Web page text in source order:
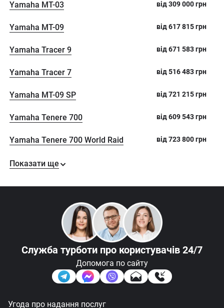
Yamaha MT-03 від309 000грн
Yamaha MT-09 від617 815грн
Yamaha Tracer 9 від671 583грн
Yamaha Tracer 7 від516 483грн
Yamaha MT-09 SP від721 215грн
Yamaha Tenere 700 від609 543грн
Yamaha Tenere 700 World Raid від723 800грн
Показати ще
Служба турботи про користувачів 24/7
Допомога по сайту
Угода про надання послуг